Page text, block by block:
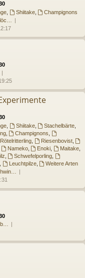
, Shiitake,
Champignons
, Shiitake, Stachelbärte
, Champignons
Rötelritterling, Riesenbovist,
Nameko, Enoki Maitake
Schwefelporling
Leuchtpilze,
Weitere Arten